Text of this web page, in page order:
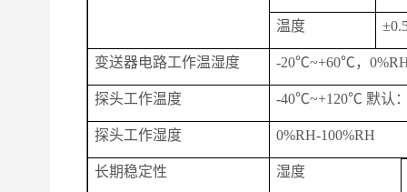
温度
变送器电路工作温湿度 -20℃~+60℃，
探头工作温度 -40℃~+120℃ 默认
探头工作湿度 0%RH-100%RH
长期稳定性 湿度